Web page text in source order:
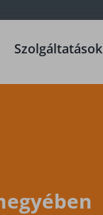
Szolgáltatások